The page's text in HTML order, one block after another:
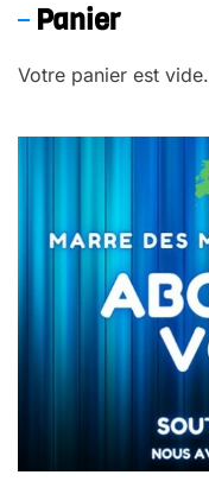
Panier
Votre panier est vide.